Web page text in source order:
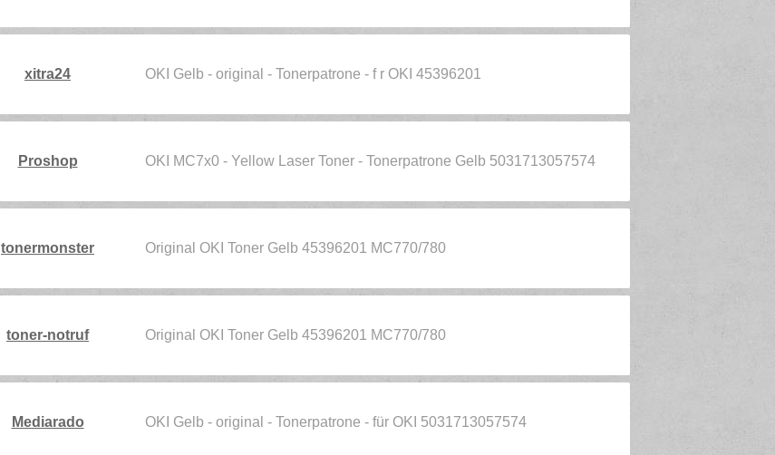
xitra24 OKI Gelb - original - Tonerpatrone - f r OKI 45396201
Proshop OKI MC7x0 - Yellow Laser Toner - Tonerpatrone Gelb 5031713057574
tonermonster Original OKI Toner Gelb 45396201 MC770/780
toner-notruf Original OKI Toner Gelb 45396201 MC770/780
Mediarado OKI Gelb - original - Tonerpatrone - für OKI 5031713057574